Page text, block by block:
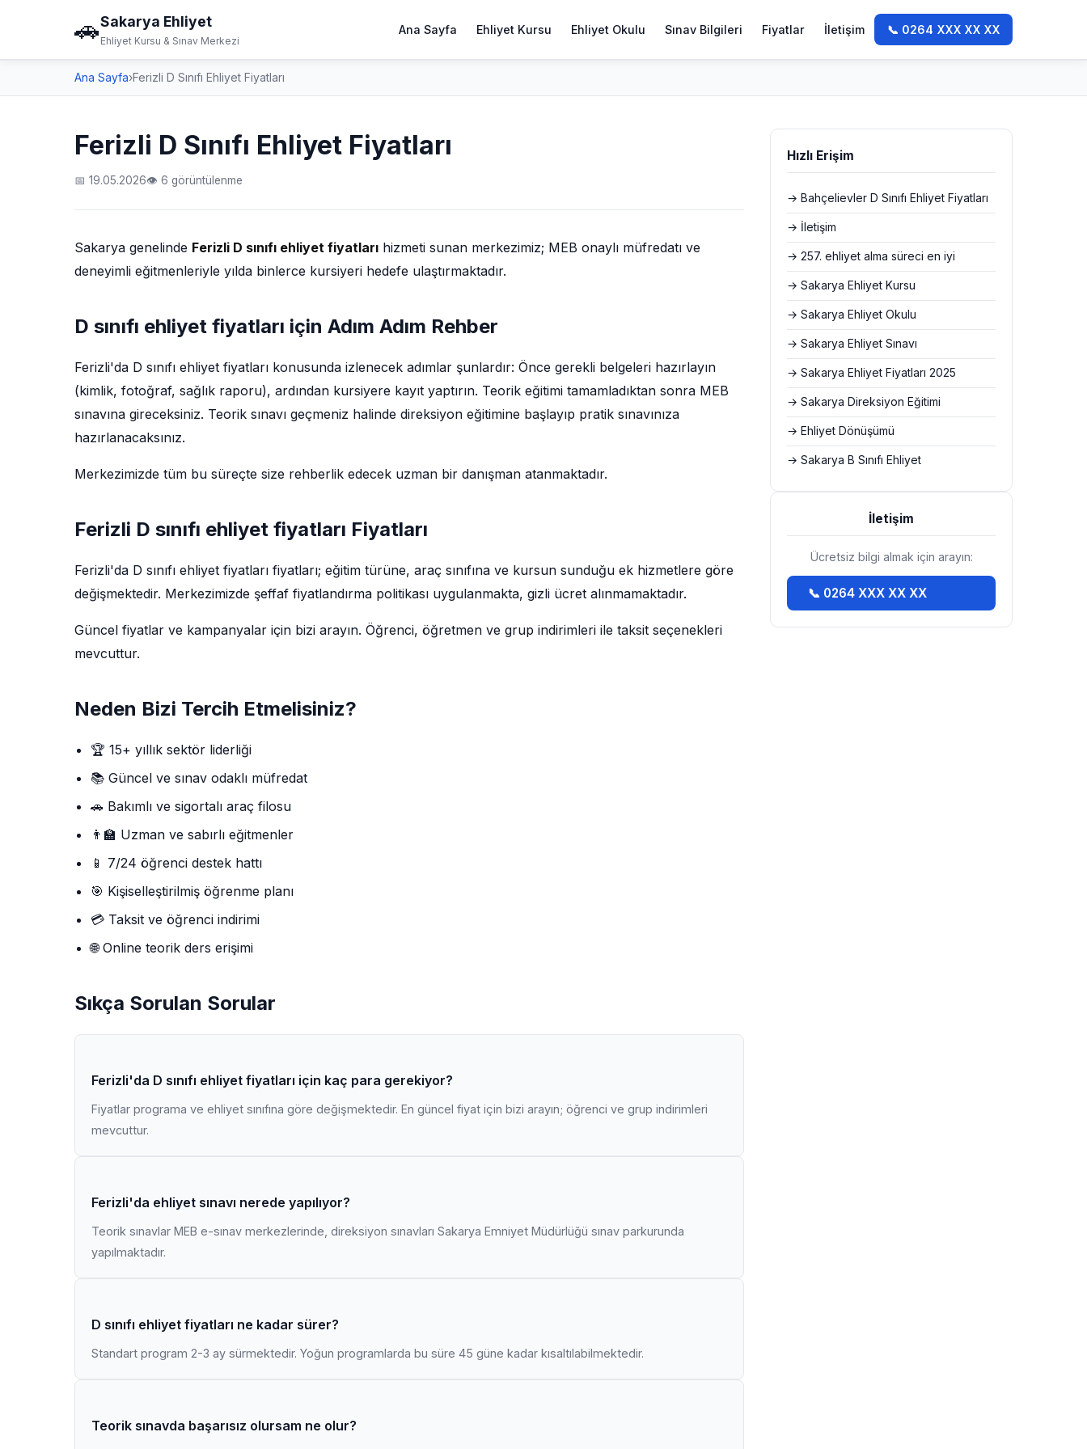
🚗Sakarya Ehliyet
Ehliyet Kursu & Sınav Merkezi
Ana Sayfa Ehliyet Kursu Ehliyet Okulu Sınav Bilgileri Fiyatlar İletişim 📞 0264 XXX XX XX
Ana Sayfa›Ferizli D Sınıfı Ehliyet Fiyatları
Ferizli D Sınıfı Ehliyet Fiyatları
📅 19.05.2026👁 6 görüntülenme
Sakarya genelinde Ferizli D sınıfı ehliyet fiyatları hizmeti sunan merkezimiz; MEB onaylı müfredatı ve
deneyimli eğitmenleriyle yılda binlerce kursiyeri hedefe ulaştırmaktadır.
D sınıfı ehliyet fiyatları için Adım Adım Rehber
Ferizli'da D sınıfı ehliyet fiyatları konusunda izlenecek adımlar şunlardır: Önce gerekli belgeleri hazırlayın
(kimlik, fotoğraf, sağlık raporu), ardından kursiyere kayıt yaptırın. Teorik eğitimi tamamladıktan sonra MEB
sınavına gireceksiniz. Teorik sınavı geçmeniz halinde direksiyon eğitimine başlayıp pratik sınavınıza
hazırlanacaksınız.
Merkezimizde tüm bu süreçte size rehberlik edecek uzman bir danışman atanmaktadır.
Ferizli D sınıfı ehliyet fiyatları Fiyatları
Ferizli'da D sınıfı ehliyet fiyatları fiyatları; eğitim türüne, araç sınıfına ve kursun sunduğu ek hizmetlere göre
değişmektedir. Merkezimizde şeffaf fiyatlandırma politikası uygulanmakta, gizli ücret alınmamaktadır.
Güncel fiyatlar ve kampanyalar için bizi arayın. Öğrenci, öğretmen ve grup indirimleri ile taksit seçenekleri
mevcuttur.
Neden Bizi Tercih Etmelisiniz?
🏆 15+ yıllık sektör liderliği
📚 Güncel ve sınav odaklı müfredat
🚗 Bakımlı ve sigortalı araç filosu
👨‍🏫 Uzman ve sabırlı eğitmenler
📱 7/24 öğrenci destek hattı
🎯 Kişiselleştirilmiş öğrenme planı
💳 Taksit ve öğrenci indirimi
🌐 Online teorik ders erişimi
Sıkça Sorulan Sorular
Ferizli'da D sınıfı ehliyet fiyatları için kaç para gerekiyor?
Fiyatlar programa ve ehliyet sınıfına göre değişmektedir. En güncel fiyat için bizi arayın; öğrenci ve grup indirimleri
mevcuttur.
Ferizli'da ehliyet sınavı nerede yapılıyor?
Teorik sınavlar MEB e-sınav merkezlerinde, direksiyon sınavları Sakarya Emniyet Müdürlüğü sınav parkurunda
yapılmaktadır.
D sınıfı ehliyet fiyatları ne kadar sürer?
Standart program 2-3 ay sürmektedir. Yoğun programlarda bu süre 45 güne kadar kısaltılabilmektedir.
Teorik sınavda başarısız olursam ne olur?
Hızlı Erişim
→ Bahçelievler D Sınıfı Ehliyet Fiyatları
→ İletişim
→ 257. ehliyet alma süreci en iyi
→ Sakarya Ehliyet Kursu
→ Sakarya Ehliyet Okulu
→ Sakarya Ehliyet Sınavı
→ Sakarya Ehliyet Fiyatları 2025
→ Sakarya Direksiyon Eğitimi
→ Ehliyet Dönüşümü
→ Sakarya B Sınıfı Ehliyet
İletişim
Ücretsiz bilgi almak için arayın:
📞 0264 XXX XX XX